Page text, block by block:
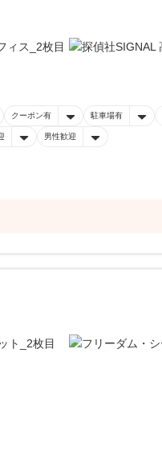
クーポン有 駐車場有
男性歓迎